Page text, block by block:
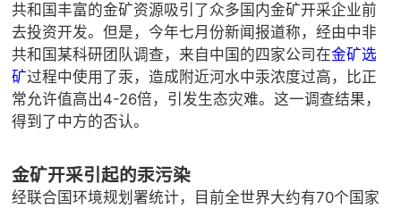
共和国丰富的金矿资源吸引了众多国内金矿开采企业前
去投资开发。但是，今年七月份新闻报道称，经由中非
共和国某科研团队调查，来自中国的四家公司在金矿选
矿过程中使用了汞，造成附近河水中汞浓度过高，比正
常允许值高出4-26倍，引发生态灾难。这一调查结果，
得到了中方的否认。
金矿开采引起的汞污染
经联合国环境规划署统计，目前全世界大约有70个国家
 服务体系
 新闻中心